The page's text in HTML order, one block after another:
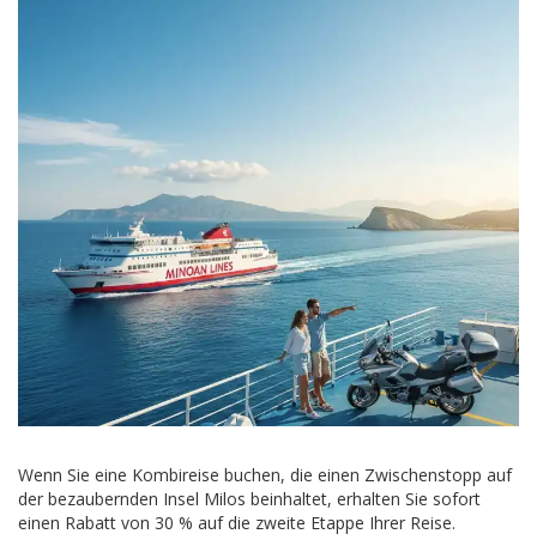
Wenn Sie eine Kombireise buchen, die einen Zwischenstopp auf
der bezaubernden Insel Milos beinhaltet, erhalten Sie sofort
einen Rabatt von 30 % auf die zweite Etappe Ihrer Reise.